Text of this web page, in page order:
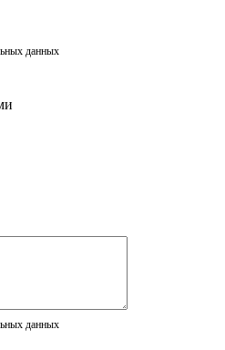
данных
данных